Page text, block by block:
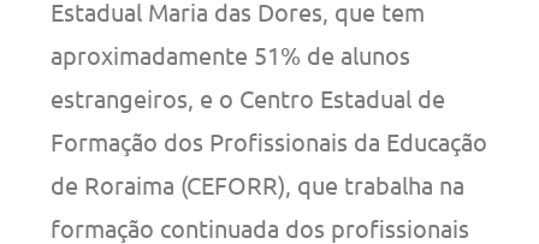
Estadual Maria das Dores, que tem
aproximadamente 51% de alunos
estrangeiros, e o Centro Estadual de
Formação dos Profissionais da Educação
de Roraima (CEFORR), que trabalha na
formação continuada dos profissionais